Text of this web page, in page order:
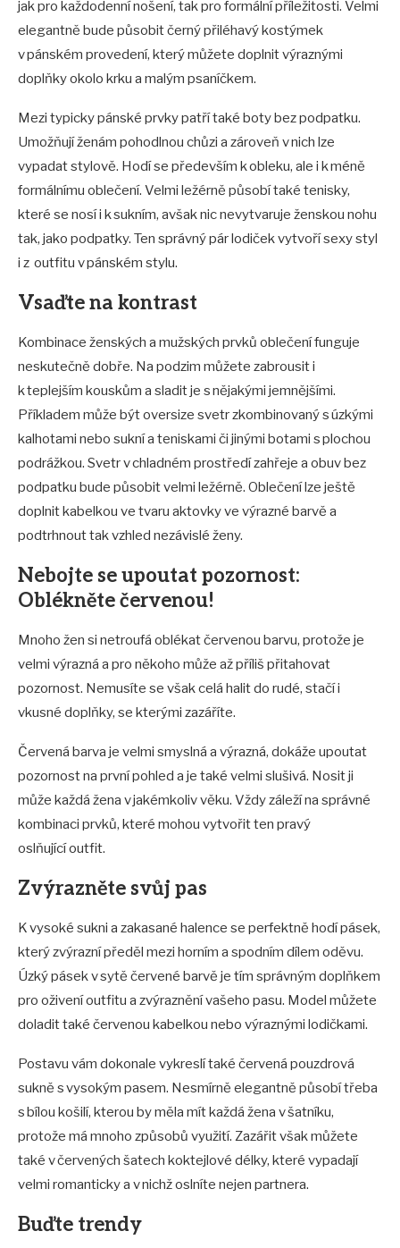
jak pro každodenní nošení, tak pro formální příležitosti. Velmi
elegantně bude působit černý přiléhavý kostýmek
v pánském provedení, který můžete doplnit výraznými
doplňky okolo krku a malým psaníčkem.
Mezi typicky pánské prvky patří také boty bez podpatku.
Umožňují ženám pohodlnou chůzi a zároveň v nich lze
vypadat stylově. Hodí se především k obleku, ale i k méně
formálnímu oblečení. Velmi ležérně působí také tenisky,
které se nosí i k sukním, avšak nic nevytvaruje ženskou nohu
tak, jako podpatky. Ten správný pár lodiček vytvoří sexy styl
i z outfitu v pánském stylu.
Vsaďte na kontrast
Kombinace ženských a mužských prvků oblečení funguje
neskutečně dobře. Na podzim můžete zabrousit i
k teplejším kouskům a sladit je s nějakými jemnějšími.
Příkladem může být oversize svetr zkombinovaný s úzkými
kalhotami nebo sukní a teniskami či jinými botami s plochou
podrážkou. Svetr v chladném prostředí zahřeje a obuv bez
podpatku bude působit velmi ležérně. Oblečení lze ještě
doplnit kabelkou ve tvaru aktovky ve výrazné barvě a
podtrhnout tak vzhled nezávislé ženy.
Nebojte se upoutat pozornost:
Oblékněte červenou!
Mnoho žen si netroufá oblékat červenou barvu, protože je
velmi výrazná a pro někoho může až příliš přitahovat
pozornost. Nemusíte se však celá halit do rudé, stačí i
vkusné doplňky, se kterými zazáříte.
Červená barva je velmi smyslná a výrazná, dokáže upoutat
pozornost na první pohled a je také velmi slušivá. Nosit ji
může každá žena v jakémkoliv věku. Vždy záleží na správné
kombinaci prvků, které mohou vytvořit ten pravý
oslňující outfit.
Zvýrazněte svůj pas
K vysoké sukni a zakasané halence se perfektně hodí pásek,
který zvýrazní předěl mezi horním a spodním dílem oděvu.
Úzký pásek v sytě červené barvě je tím správným doplňkem
pro oživení outfitu a zvýraznění vašeho pasu. Model můžete
doladit také červenou kabelkou nebo výraznými lodičkami.
Postavu vám dokonale vykreslí také červená pouzdrová
sukně s vysokým pasem. Nesmírně elegantně působí třeba
s bílou košilí, kterou by měla mít každá žena v šatníku,
protože má mnoho způsobů využití. Zazářit však můžete
také v červených šatech koktejlové délky, které vypadají
velmi romanticky a v nichž oslníte nejen partnera.
Buďte trendy